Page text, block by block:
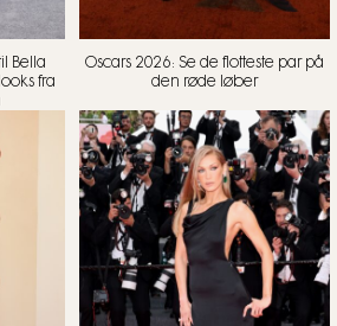
Bella
fra
Oscars 2026: Se de flotteste par på
den røde løber